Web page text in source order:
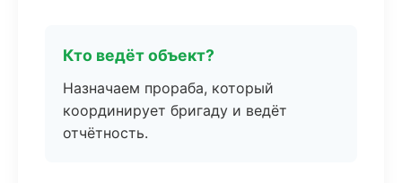
Кто ведёт объект?
Назначаем прораба, который
координирует бригаду и ведёт
отчётность.